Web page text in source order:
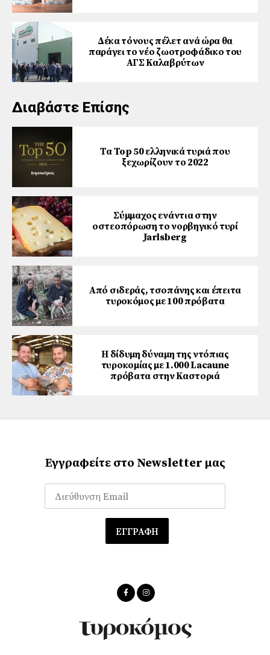
Δέκα τόνους πέλετ ανά ώρα θα
παράγει το νέο ζωοτροφάδικο του
ΑΓΣ Καλαβρύτων
Διαβάστε Επίσης
Τα Top 50 ελληνικά τυριά που
ξεχωρίζουν το 2022
Σύμμαχος ενάντια στην
οστεοπόρωση το νορβηγικό τυρί
Jarlsberg
Από σιδεράς, τσοπάνης και έπειτα
τυροκόμος με 100 πρόβατα
Η δίδυμη δύναμη της ντόπιας
τυροκομίας με 1.000 Lacaune
πρόβατα στην Καστοριά
Εγγραφείτε στο Newsletter μας